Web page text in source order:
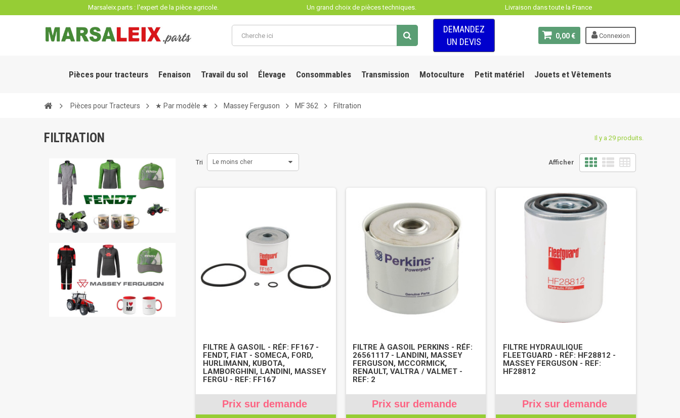
Marsaleix.parts : l'expert de la pièce agricole. Un grand choix de pièces techniques. Livraison dans toute la France
Connexion
0,00 €
DEMANDEZ
UN DEVIS
Pièces pour tracteurs Fenaison Travail du sol Élevage Consommables Transmission Motoculture Petit matériel Jouets et Vêtements
Pièces pour Tracteurs ★ Par modèle ★ Massey Ferguson MF 362 Filtration
FILTRATION Il y a 29 produits.
Afficher
Tri Le moins cher
FILTRE À GASOIL - RÉF: FF167 -
FENDT, FIAT - SOMECA, FORD,
HURLIMANN, KUBOTA,
LAMBORGHINI, LANDINI, MASSEY
FERGU - REF: FF167
Prix sur demande
FILTRE À GASOIL PERKINS - RÉF:
26561117 - LANDINI, MASSEY
FERGUSON, MCCORMICK,
RENAULT, VALTRA / VALMET -
REF: 2
Prix sur demande
FILTRE HYDRAULIQUE
FLEETGUARD - RÉF: HF28812 -
MASSEY FERGUSON - REF:
HF28812
Prix sur demande
Panneau de gestion des cookies